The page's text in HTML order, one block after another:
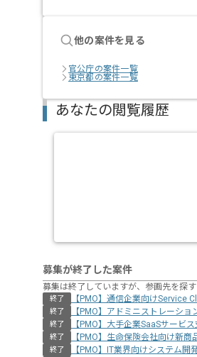
他の案件を見る
官公庁の案件一覧
東京都の案件一覧
あなたの閲覧履歴
募集が終了した案件
募集は終了していますが、参画先を探
終了 【PMO】通信企業向けService
終了 【PMO】アドミニストレーショ
終了 【PMO】大手企業SaaSサービス
終了 【PMO】生命保険会社向け新商
終了 【PMO】IT業界向けシステム